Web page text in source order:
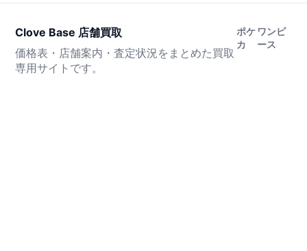
Clove Base 店舗買取
価格表・店舗案内・査定状況をまとめた買取
専用サイトです。
ポケ
カ
ワンピ
ース